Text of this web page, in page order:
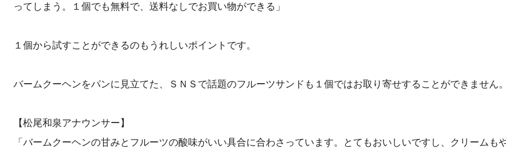
ってしまう。１個でも無料で、送料なしでお買い物ができる」
１個から試すことができるのもうれしいポイントです。
バームクーヘンをパンに見立てた、ＳＮＳで話題のフルーツサンドも１個ではお取り寄せすることができません。
【松尾和泉アナウンサー】
「バームクーヘンの甘みとフルーツの酸味がいい具合に合わさっています。とてもおいしいですし、クリームも